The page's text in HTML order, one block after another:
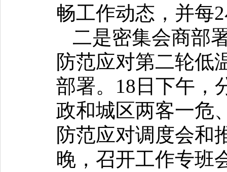
畅工作动态，并每
二是密集会商部
防范应对第二轮低
部署。18日下午，
政和城区两客一危
防范应对调度会和
晚，召开工作专班